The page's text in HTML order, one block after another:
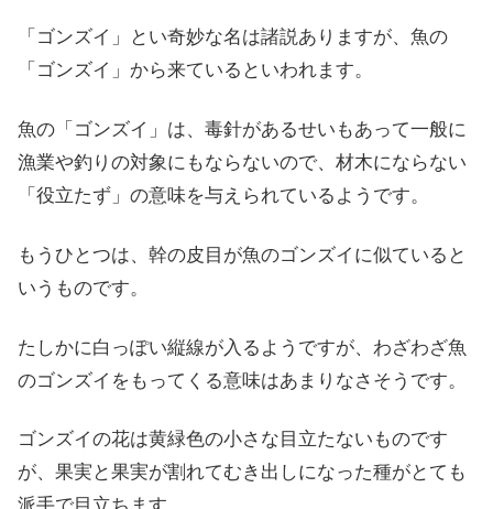
「ゴンズイ」とい奇妙な名は諸説ありますが、魚の
「ゴンズイ」から来ているといわれます。
魚の「ゴンズイ」は、毒針があるせいもあって一般に
漁業や釣りの対象にもならないので、材木にならない
「役立たず」の意味を与えられているようです。
もうひとつは、幹の皮目が魚のゴンズイに似ていると
いうものです。
たしかに白っぽい縦線が入るようですが、わざわざ魚
のゴンズイをもってくる意味はあまりなさそうです。
ゴンズイの花は黄緑色の小さな目立たないものです
が、果実と果実が割れてむき出しになった種がとても